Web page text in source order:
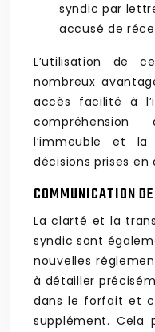
syndic par
accusé de
L’utilisation de
nombreux
accès facilité à
l’immeuble et la
décisions prises en
COMMUNICATION
La clarté et la
syndic sont
nouvelles
à détailler
dans le forfait et
supplément. Cela